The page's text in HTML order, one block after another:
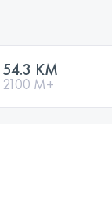
54.3 KM
2100 M+